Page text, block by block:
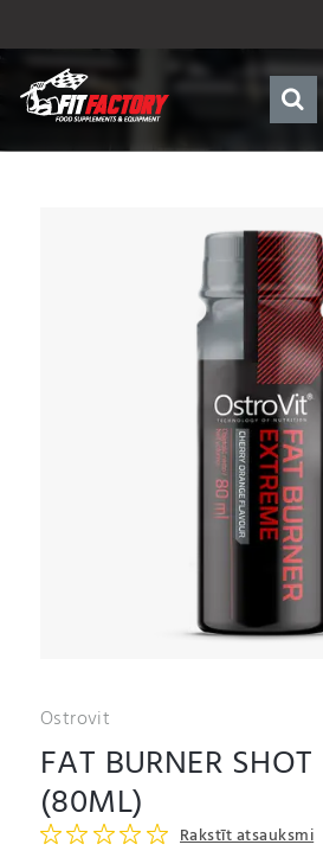
Ostrovit
FAT BURNER
(80ML)
Rakstīt atsauksmi